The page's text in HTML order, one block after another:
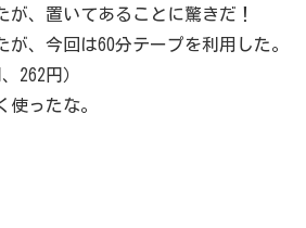
が、置いてあることに驚きだ！
が、今回は60分テープを利用した。
262円）
使ったな。